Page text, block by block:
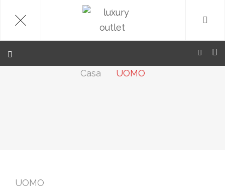
.
Casa UOMO
UOMO